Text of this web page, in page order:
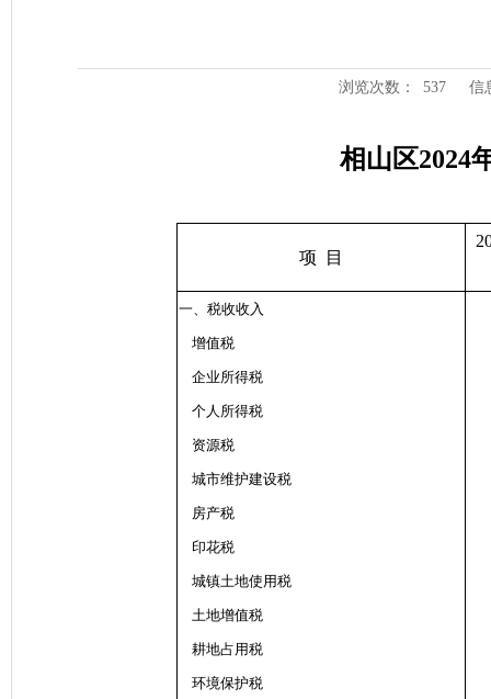
浏览次数： 537 信
相山区2024
项 目
一、税收收入
增值税
企业所得税
个人所得税
资源税
城市维护建设税
房产税
印花税
城镇土地使用税
土地增值税
耕地占用税
环境保护税